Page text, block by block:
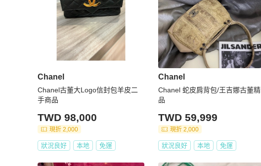
Chanel
Chanel古董大Logo信封包羊皮二
手商品
TWD 98,000
現折 2,000
狀況良好 本地 免運
Chanel
Chanel 蛇皮肩背包/王吉娜古董精
品
TWD 59,999
現折 2,000
狀況良好 本地 免運